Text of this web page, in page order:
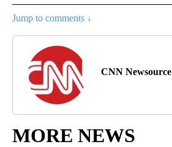
Jump to comments ↓
CNN Newsource
MORE NEWS